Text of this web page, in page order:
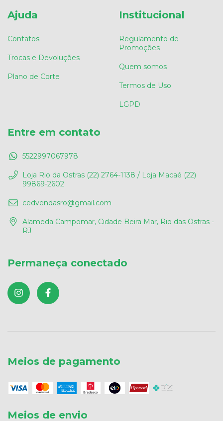
Ajuda
Contatos
Trocas e Devoluções
Plano de Corte
Institucional
Regulamento de
Promoções
Quem somos
Termos de Uso
LGPD
Entre em contato
5522997067978
Loja Rio da Ostras (22) 2764-1138 / Loja Macaé (22)
99869-2602
cedvendasro@gmail.com
Alameda Campomar, Cidade Beira Mar, Rio das Ostras -
RJ
Permaneça conectado
Meios de pagamento
Meios de envio